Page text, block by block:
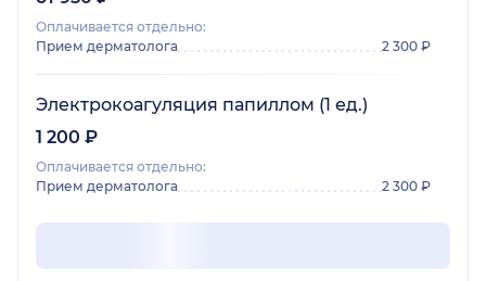
Оплачивается отдельно:
Прием дерматолога
2 300 ₽
Электрокоагуляция папиллом (1 ед.)
1 200 ₽
Оплачивается отдельно:
Прием дерматолога
2 300 ₽